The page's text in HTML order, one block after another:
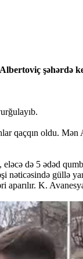
şəhərdə
qaçqın oldu.
də 5 ədəd
nəticəsində güllə
K.